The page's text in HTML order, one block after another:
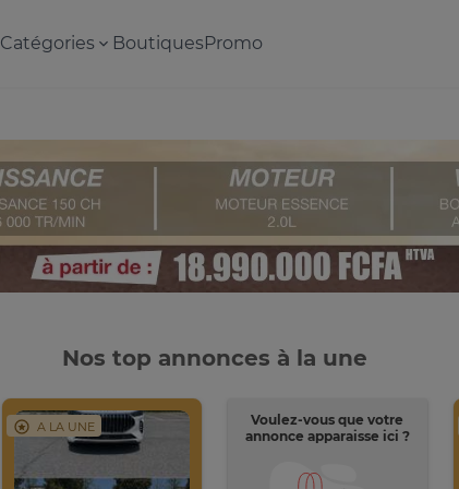
Catégories BoutiquesPromo
Nos top annonces à la une
A LA UNE
Voulez-vous que votre
annonce apparaisse ici ?